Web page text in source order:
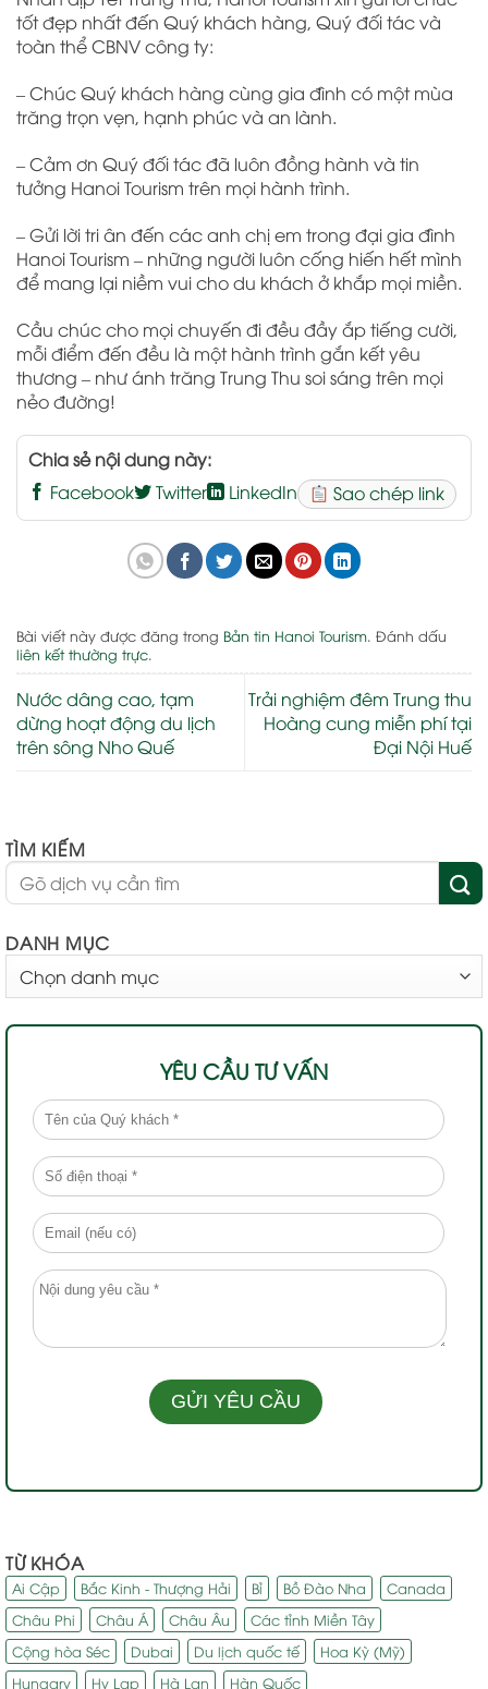
tốt đẹp nhất đến Quý khách hàng, Quý đối tác và
toàn thể CBNV công ty:
– Chúc Quý khách hàng cùng gia đình có một mùa
trăng trọn vẹn, hạnh phúc và an lành.
– Cảm ơn Quý đối tác đã luôn đồng hành và tin
tưởng Hanoi Tourism trên mọi hành trình.
– Gửi lời tri ân đến các anh chị em trong đại gia đình
Hanoi Tourism – những người luôn cống hiến hết mình
để mang lại niềm vui cho du khách ở khắp mọi miền.
Cầu chúc cho mọi chuyến đi đều đầy ắp tiếng cười,
mỗi điểm đến đều là một hành trình gắn kết yêu
thương – như ánh trăng Trung Thu soi sáng trên mọi
nẻo đường!
Chia sẻ nội dung này:
Facebook
Twitter LinkedIn Sao chép link
Bài viết này được đăng trong Bản tin Hanoi Tourism. Đánh dấu
liên kết thường trực.
Nước dâng cao, tạm
dừng hoạt động du lịch
trên sông Nho Quế
Trải nghiệm đêm Trung thu
Hoàng cung miễn phí tại
Đại Nội Huế
TÌM KIẾM
DANH MỤC
MỤC
YÊU CẦU TƯ VẤN
TỪ KHÓA
Ai Cập Bắc Kinh - Thượng Hải Bỉ Bồ Đào Nha
Canada
Châu Phi
Châu Á Châu Âu
Các tỉnh Miền Tây
Cộng hòa Séc
Dubai Du lịch quốc tế
Hoa Kỳ (Mỹ)
Hungary
Hy Lạp Hà Lan Hàn Quốc